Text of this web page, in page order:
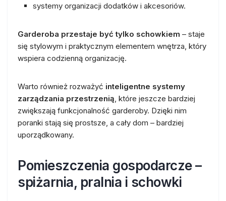
systemy organizacji dodatków i akcesoriów.
Garderoba przestaje być tylko schowkiem – staje
się stylowym i praktycznym elementem wnętrza, który
wspiera codzienną organizację.
Warto również rozważyć inteligentne systemy
zarządzania przestrzenią, które jeszcze bardziej
zwiększają funkcjonalność garderoby. Dzięki nim
poranki stają się prostsze, a cały dom – bardziej
uporządkowany.
Pomieszczenia gospodarcze –
spiżarnia, pralnia i schowki